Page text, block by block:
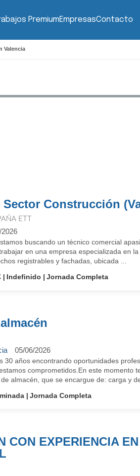
PremiumEmpresasContacto
Valencia
Sector Construcción
ETT
2026
buscando un técnico comercial
en una empresa especializada en
registrables y fachadas, ubicada ...
Indefinido Jornada Completa
05/06/2026
30 años encontrando oportunidades
comprometidos.En este momento
almacén, que se encargue de: carga y
Jornada Completa
CON EXPERIENCIA